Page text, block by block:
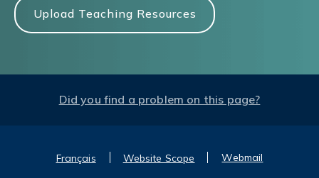
Upload Teaching Resources
Did you find a problem on this page?
Français Website Scope Webmail